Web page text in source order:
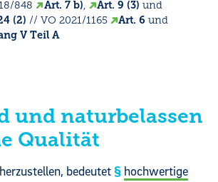
848
Art. 7 b), Art. 9 (3) und
(2) // VO 2021/1165 Art. 6 und
V Teil A
und naturbelassen
Qualität
bedeutet
hochwertige